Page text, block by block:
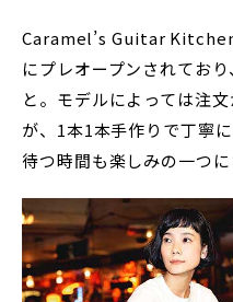
Caramel’s Guitar
にプレオープンされてお
と。モデルによっては注
が、1本1本手作りで丁寧
待つ時間も楽しみの一つに